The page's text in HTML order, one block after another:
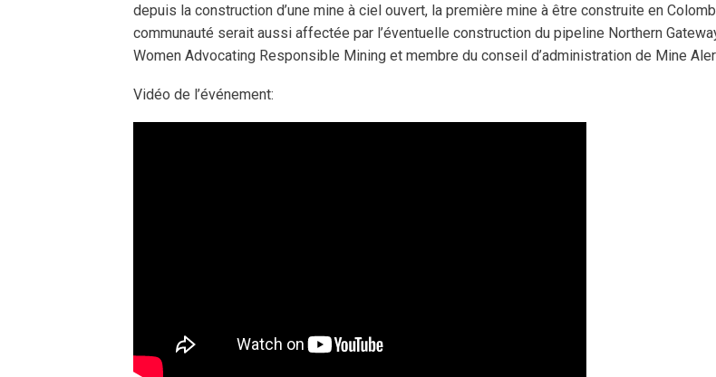
depuis la construction d’une mine à ciel ouvert, la première mine à être construite en
communauté serait aussi affectée par l’éventuelle construction du pipeline Northern
Women Advocating Responsible Mining et membre du conseil d’administration de Mine
Vidéo de l’événement: